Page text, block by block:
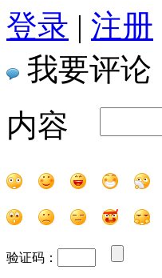
登录 | 注册
我要评论
内容
验证码：